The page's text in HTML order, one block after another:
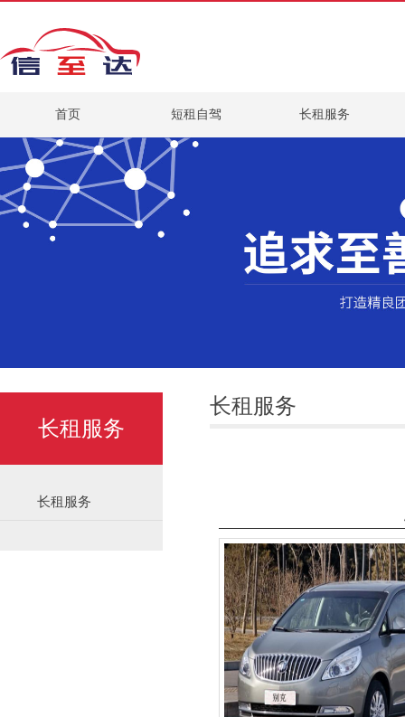
首页 短租自驾 长租服务
长租服务
长租服务
长租服务